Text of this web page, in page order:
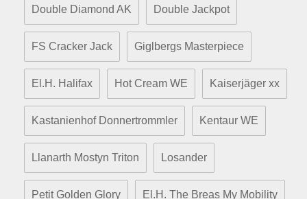
Double Diamond AK Double Jackpot
FS Cracker Jack Giglbergs Masterpiece
El.H. Halifax Hot Cream WE Kaiserjäger xx
Kastanienhof Donnertrommler Kentaur WE
Llanarth Mostyn Triton Losander
Petit Golden Glory El.H. The Breas My Mobility